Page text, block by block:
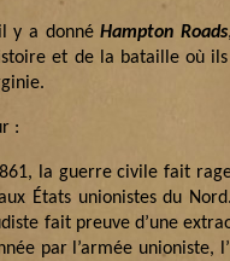
y a donnéHampton Roads
et de la bataille où
:
la guerre civile fait
aux États unionistes du
fait preuve d’une
par l’armée unioniste,